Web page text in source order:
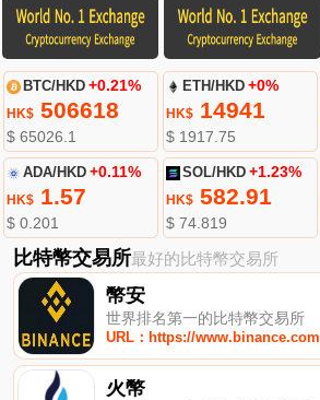
BTC/HKD +0.21%
HK$506618
$ 65026.1
ETH/HKD +0%
HK$ 14941
$ 1917.75
ADA/HKD +0.11%
HK$1.57
$ 0.201
SOL/HKD +1.23%
HK$ 582.91
$ 74.819
比特幣交易所最好的比特幣交易所
幣安
世界排名第一的比特幣交易所
URL：https://www.binance.com
火幣